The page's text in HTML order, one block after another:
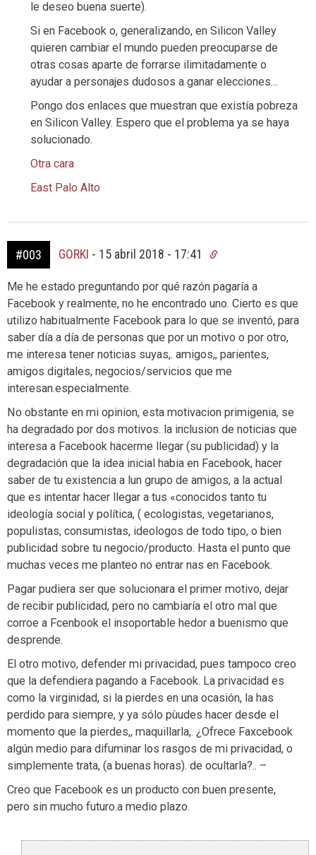
le deseo buena suerte).
Si en Facebook o, generalizando, en Silicon Valley
quieren cambiar el mundo pueden preocuparse de
otras cosas aparte de forrarse ilimitadamente o
ayudar a personajes dudosos a ganar elecciones…
Pongo dos enlaces que muestran que existía pobreza
en Silicon Valley. Espero que el problema ya se haya
solucionado.
Otra cara
East Palo Alto
#003 GORKI - 15 abril 2018 - 17:41
Me he estado preguntando por qué razón pagaría a
Facebook y realmente, no he encontrado uno. Cierto es que
utilizo habitualmente Facebook para lo que se inventó, para
saber día a día de personas que por un motivo o por otro,
me interesa tener noticias suyas,. amigos,, parientes,
amigos digitales, negocios/servicios que me
interesan.especialmente.
No obstante en mi opinion, esta motivacion primigenia, se
ha degradado por dos motivos. la inclusion de noticias que
interesa a Facebook hacerme llegar (su publicidad) y la
degradación que la idea inicial habia en Facebook, hacer
saber de tu existencia a lun grupo de amigos, a la actual
que es intentar hacer llegar a tus «conocidos tanto tu
ideología social y política, ( ecologistas, vegetarianos,
populistas, consumistas, ideologos de todo tipo, o bien
publicidad sobre tu negocio/producto. Hasta el punto que
muchas veces me planteo no entrar nas en Facebook.
Pagar pudiera ser que solucionara el primer motivo, dejar
de recibir publicidad, pero no cambiaría el otro mal que
corroe a Fcenbook el insoportable hedor a buenismo que
desprende.
El otro motivo, defender mi privacidad, pues tampoco creo
que la defendiera pagando a Facebook. La privacidad es
como la virginidad, si la pierdes en una ocasión, la has
perdido para siempre, y ya sólo pùudes hacer desde el
momento que la pierdes,, maquillarla,. ¿Ofrece Faxcebook
algún medio para difuminar los rasgos de mi privacidad, o
simplemente trata, (a buenas horas). de ocultarla?.. –
Creo que Facebook es un producto con buen presente,
pero sin mucho futuro.a medio plazo.